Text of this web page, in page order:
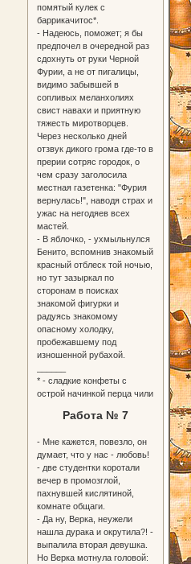
помятый кулек с
баррикачитос*.
- Надеюсь, поможет; я бы
предпочел в очередной раз
сдохнуть от руки Черной
Фурии, а не от пигалицы,
видимо забывшей в
сопливых меланхолиях
свист навахи и приятную
тяжесть миротворцев.
Через несколько дней
отзвук дикого грома где-то в
прерии сотряс городок, о
чем сразу заголосила
местная газетенка: "Фурия
вернулась!", наводя страх и
ужас на негодяев всех
мастей.
- В яблочко, - ухмыльнулся
Бенито, вспомнив знакомый
красный отблеск той ночью,
но тут зазыркал по
сторонам в поисках
знакомой фигурки и
радуясь знакомому
опасному холодку,
пробежавшему под
изношенной рубахой.
* - сладкие конфеты с
острой начинкой перца чили
Работа № 7
- Мне кажется, повезло, он
думает, что у нас - любовь!
- две студентки коротали
вечер в промозглой,
пахнувшей кислятиной,
комнате общаги.
- Да ну, Верка, неужели
нашла дурака и окрутила?! -
выпалила вторая девушка.
Но Верка мотнула головой: